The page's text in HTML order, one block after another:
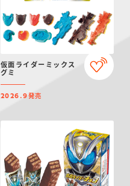
仮面ライダーミックス
グミ
2026.9発売